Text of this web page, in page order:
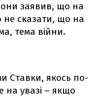
заявив, що на
не сказати, що на
тема війни.
Ставки, якось по-
на увазі – якщо